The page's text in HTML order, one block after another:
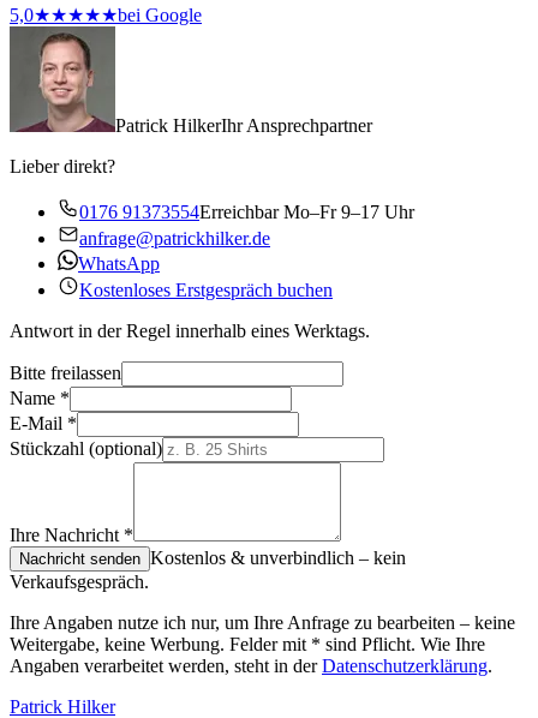
5,0★★★★★bei Google
Patrick HilkerIhr Ansprechpartner
Lieber direkt?
0176 91373554Erreichbar Mo–Fr 9–17 Uhr
anfrage@patrickhilker.de
WhatsApp
Kostenloses Erstgespräch buchen
Antwort in der Regel innerhalb eines Werktags.
Bitte freilassen
Name *
E-Mail *
Stückzahl (optional)
Ihre Nachricht *
Nachricht senden Kostenlos & unverbindlich – kein
Verkaufsgespräch.
Ihre Angaben nutze ich nur, um Ihre Anfrage zu bearbeiten – keine
Weitergabe, keine Werbung. Felder mit * sind Pflicht. Wie Ihre
Angaben verarbeitet werden, steht in derDatenschutzerklärung.
Patrick Hilker